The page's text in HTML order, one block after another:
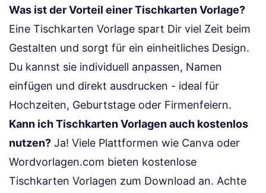
Was ist der Vorteil einer Tischkarten Vorlage?
Eine Tischkarten Vorlage spart Dir viel Zeit beim
Gestalten und sorgt für ein einheitliches Design.
Du kannst sie individuell anpassen, Namen
einfügen und direkt ausdrucken - ideal für
Hochzeiten, Geburtstage oder Firmenfeiern.
Kann ich Tischkarten Vorlagen auch kostenlos
nutzen? Ja! Viele Plattformen wie Canva oder
Wordvorlagen.com bieten kostenlose
Tischkarten Vorlagen zum Download an. Achte